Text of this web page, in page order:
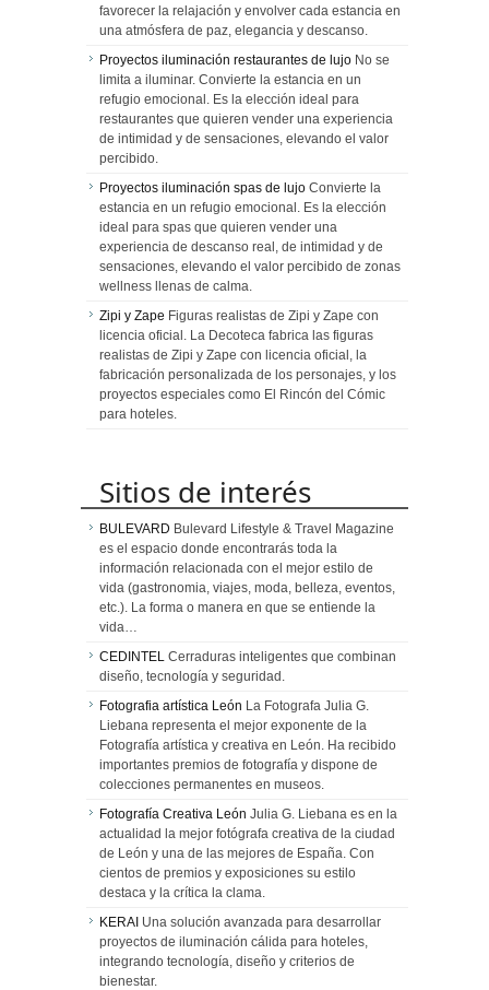
favorecer la relajación y envolver cada estancia en
una atmósfera de paz, elegancia y descanso.
Proyectos iluminación restaurantes de lujo No se
limita a iluminar. Convierte la estancia en un
refugio emocional. Es la elección ideal para
restaurantes que quieren vender una experiencia
de intimidad y de sensaciones, elevando el valor
percibido.
Proyectos iluminación spas de lujo Convierte la
estancia en un refugio emocional. Es la elección
ideal para spas que quieren vender una
experiencia de descanso real, de intimidad y de
sensaciones, elevando el valor percibido de zonas
wellness llenas de calma.
Zipi y Zape Figuras realistas de Zipi y Zape con
licencia oficial. La Decoteca fabrica las figuras
realistas de Zipi y Zape con licencia oficial, la
fabricación personalizada de los personajes, y los
proyectos especiales como El Rincón del Cómic
para hoteles.
Sitios de interés
BULEVARD Bulevard Lifestyle & Travel Magazine
es el espacio donde encontrarás toda la
información relacionada con el mejor estilo de
vida (gastronomia, viajes, moda, belleza, eventos,
etc.). La forma o manera en que se entiende la
vida…
CEDINTEL Cerraduras inteligentes que combinan
diseño, tecnología y seguridad.
Fotografia artística León La Fotografa Julia G.
Liebana representa el mejor exponente de la
Fotografía artística y creativa en León. Ha recibido
importantes premios de fotografía y dispone de
colecciones permanentes en museos.
Fotografía Creativa León Julia G. Liebana es en la
actualidad la mejor fotógrafa creativa de la ciudad
de León y una de las mejores de España. Con
cientos de premios y exposiciones su estilo
destaca y la crítica la clama.
KERAI Una solución avanzada para desarrollar
proyectos de iluminación cálida para hoteles,
integrando tecnología, diseño y criterios de
bienestar.